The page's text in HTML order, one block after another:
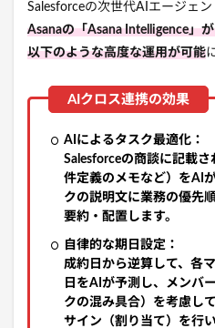
Salesforceの次世代AIエージェン
Asanaの「Asana Intelligence」
以下のような高度な運用が可能
AIによるタスク最適化：
Salesforceの商談に記載
件定義のメモなど）をAI
クの説明文に業務の優先
要約・配置します。
自律的な期日設定：
成約日から逆算して、各
日をAIが予測し、メンバ
クの混み具合）を考慮し
サイン（割り当て）を行い